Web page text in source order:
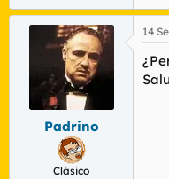
Padrino
Clásico
14